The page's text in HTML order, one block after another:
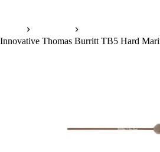
Innovative Thomas Burritt TB5 Hard